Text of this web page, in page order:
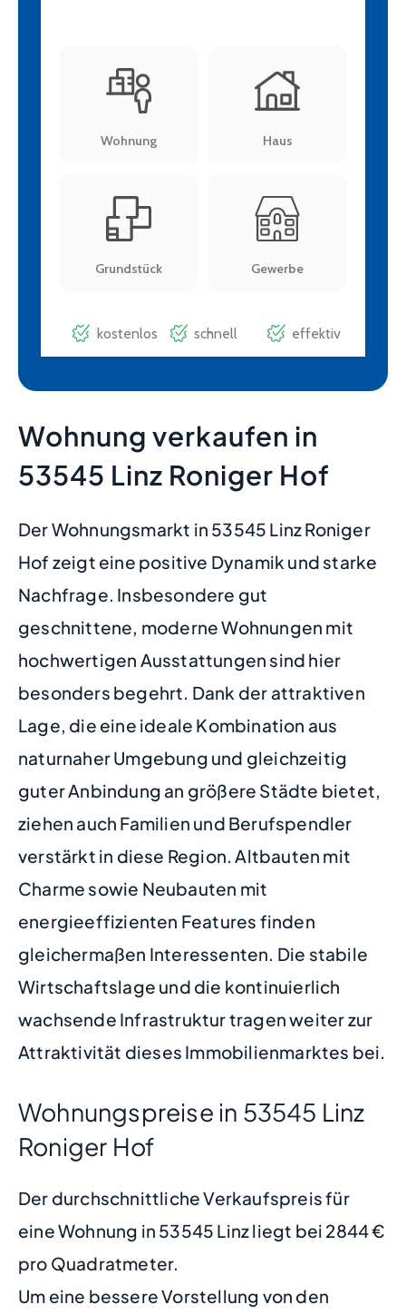
Wohnung verkaufen in
53545 Linz Roniger Hof
Der Wohnungsmarkt in 53545 Linz Roniger
Hof zeigt eine positive Dynamik und starke
Nachfrage. Insbesondere gut
geschnittene, moderne Wohnungen mit
hochwertigen Ausstattungen sind hier
besonders begehrt. Dank der attraktiven
Lage, die eine ideale Kombination aus
naturnaher Umgebung und gleichzeitig
guter Anbindung an größere Städte bietet,
ziehen auch Familien und Berufspendler
verstärkt in diese Region. Altbauten mit
Charme sowie Neubauten mit
energieeffizienten Features finden
gleichermaßen Interessenten. Die stabile
Wirtschaftslage und die kontinuierlich
wachsende Infrastruktur tragen weiter zur
Attraktivität dieses Immobilienmarktes bei.
Wohnungspreise in 53545 Linz
Roniger Hof
Der durchschnittliche Verkaufspreis für
eine Wohnung in 53545 Linz liegt bei 2844 €
pro Quadratmeter.
Um eine bessere Vorstellung von den